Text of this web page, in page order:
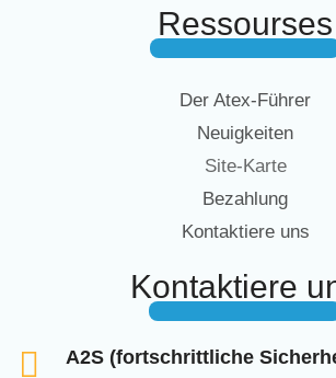
Ressourses
Der Atex-Führer
Neuigkeiten
Site-Karte
Bezahlung
Kontaktiere uns
Kontaktiere
A2S (fortschrittliche